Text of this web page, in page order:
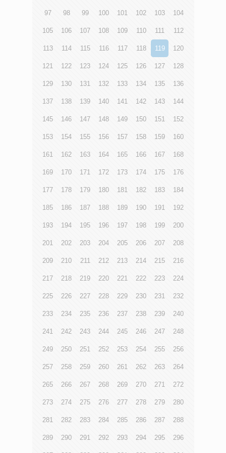
97 98 99 100 101 102 103 104
105 106 107 108 109 110 111 112
113 114 115 116 117 118 119 120
121 122 123 124 125 126 127 128
129 130 131 132 133 134 135 136
137 138 139 140 141 142 143 144
145 146 147 148 149 150 151 152
153 154 155 156 157 158 159 160
161 162 163 164 165 166 167 168
169 170 171 172 173 174 175 176
177 178 179 180 181 182 183 184
185 186 187 188 189 190 191 192
193 194 195 196 197 198 199 200
201 202 203 204 205 206 207 208
209 210 211 212 213 214 215 216
217 218 219 220 221 222 223 224
225 226 227 228 229 230 231 232
233 234 235 236 237 238 239 240
241 242 243 244 245 246 247 248
249 250 251 252 253 254 255 256
257 258 259 260 261 262 263 264
265 266 267 268 269 270 271 272
273 274 275 276 277 278 279 280
281 282 283 284 285 286 287 288
289 290 291 292 293 294 295 296